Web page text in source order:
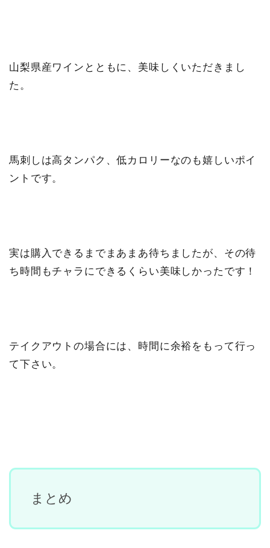
山梨県産ワインとともに、美味しくいただきまし
た。
馬刺しは高タンパク、低カロリーなのも嬉しいポイ
ントです。
実は購入できるまでまあまあ待ちましたが、その待
ち時間もチャラにできるくらい美味しかったです！
テイクアウトの場合には、時間に余裕をもって行っ
て下さい。
まとめ